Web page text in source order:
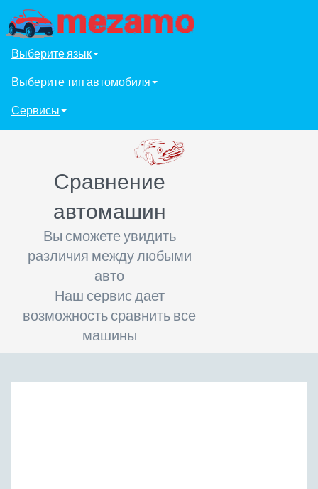
Выберите язык
Выберите тип автомобиля
Сервисы
Сравнение
автомашин
Вы сможете увидить
различия между любыми
авто
Наш сервис дает
возможность сравнить все
машины